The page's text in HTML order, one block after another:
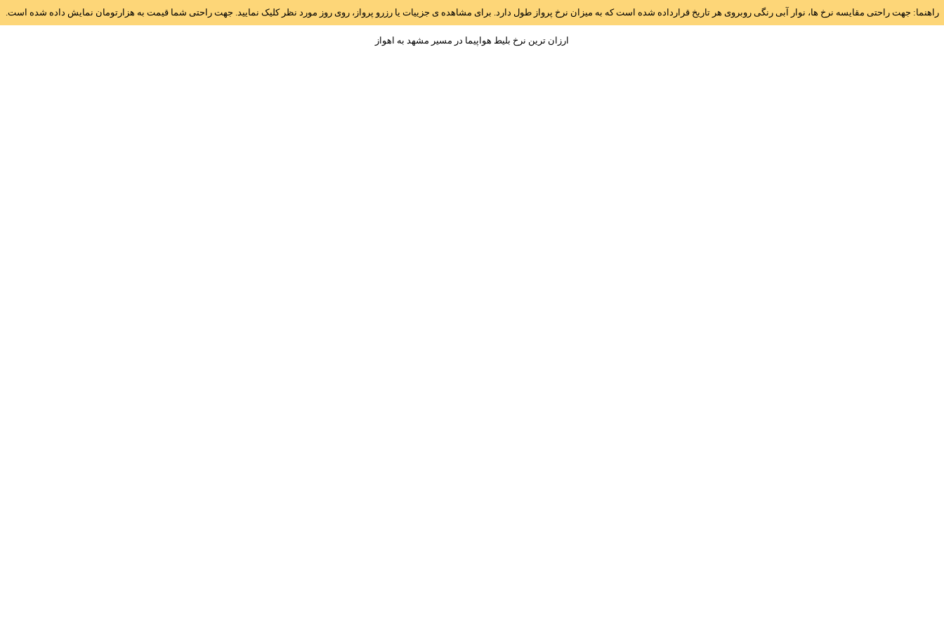
راهنما: جهت راحتی مقایسه نرخ ها، نوار آبی رنگی روبروی هر تاریخ قرارداده شده است که به میزان نرخ پرواز طول دارد. برای مشاهده ی جزییات یا رزرو پرواز، روی روز مورد نظر کلیک نمایید. جهت راحتی شما قیمت به هزارتومان نمایش داده شده است.
ارزان ترین نرخ بلیط هواپیما در مسیر مشهد به اهواز